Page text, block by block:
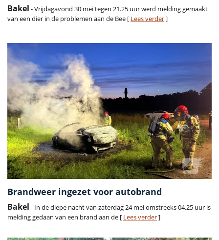
Bakel - Vrijdagavond 30 mei tegen 21.25 uur werd melding gemaakt
van een dier in de problemen aan de Bee [ Lees verder]
Brandweer ingezet voor autobrand
Bakel - In de diepe nacht van zaterdag 24 mei omstreeks 04.25 uur is
melding gedaan van een brand aan de [ Lees verder]